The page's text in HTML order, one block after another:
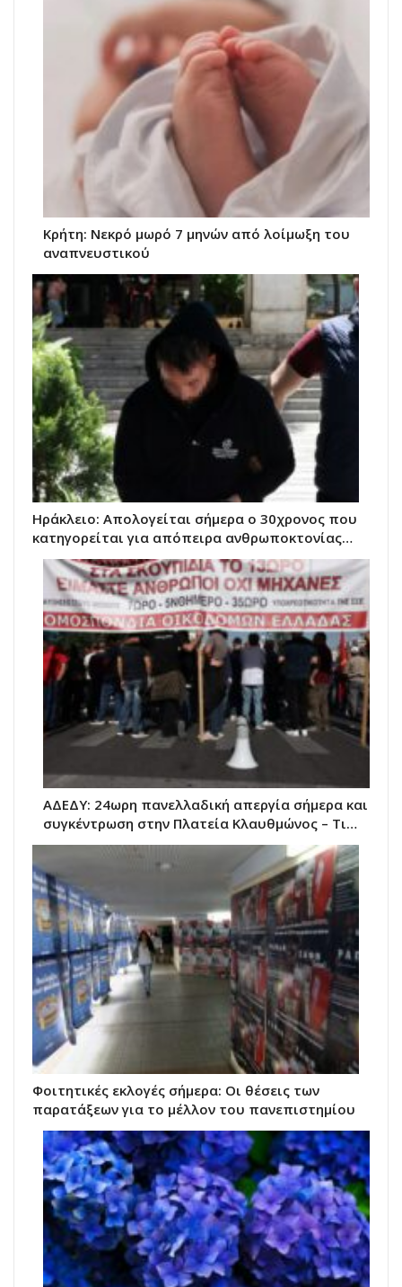
Κρήτη: Νεκρό μωρό 7 μηνών από λοίμωξη του
αναπνευστικού
Ηράκλειο: Απολογείται σήμερα ο 30χρονος που
κατηγορείται για απόπειρα ανθρωποκτονίας…
ΑΔΕΔΥ: 24ωρη πανελλαδική απεργία σήμερα και
συγκέντρωση στην Πλατεία Κλαυθμώνος – Τι…
Φοιτητικές εκλογές σήμερα: Οι θέσεις των
παρατάξεων για το μέλλον του πανεπιστημίου